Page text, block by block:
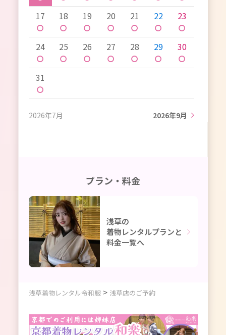
17
〇
18
〇
19
〇
20
〇
21
〇
22
〇
23
〇
24
〇
25
〇
26
〇
27
〇
28
〇
29
〇
30
〇
31
〇
2026年7月 2026年9月
プラン・料金
浅草の
着物レンタルプランと
料金一覧へ
浅草着物レンタル令和服> 浅草店のご予約